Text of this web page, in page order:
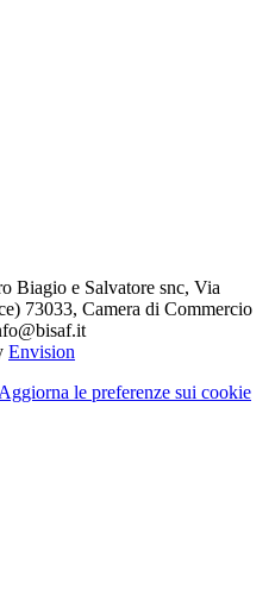
Biagio e Salvatore snc, Via
73033, Camera di Commercio
Envision
Aggiorna le preferenze sui cookie